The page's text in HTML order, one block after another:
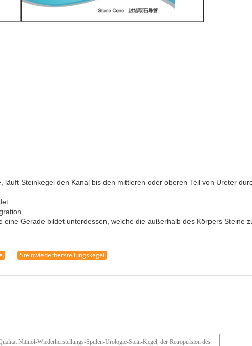
Steinkegel den Kanal bis den mittleren oder oberen Teil von Ureter
Gerade bildet unterdessen, welche die außerhalb des Körpers Steine
Steinwiederherstellungskegel